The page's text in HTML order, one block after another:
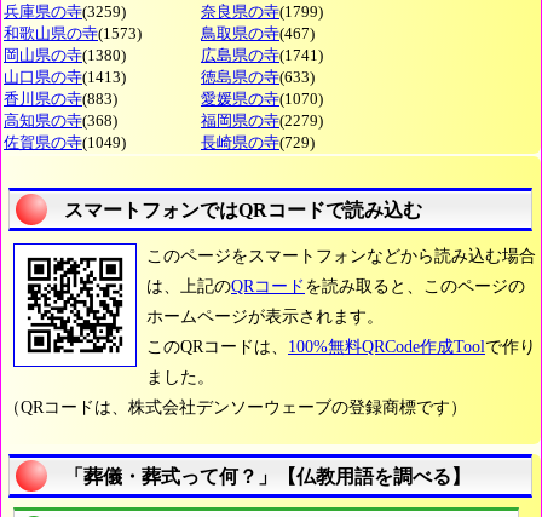
兵庫県の寺(3259) 奈良県の寺(1799)
和歌山県の寺(1573) 鳥取県の寺(467)
岡山県の寺(1380) 広島県の寺(1741)
山口県の寺(1413) 徳島県の寺(633)
香川県の寺(883) 愛媛県の寺(1070)
高知県の寺(368) 福岡県の寺(2279)
佐賀県の寺(1049) 長崎県の寺(729)
スマートフォンではQRコードで読み込む
このページをスマートフォンなどから読み込む場合
は、上記のQRコード を読み取ると、このページの
ホームページが表示されます。
このQRコードは、 100%無料QRCode作成Toolで作り
ました。
（QRコードは、株式会社デンソーウェーブの登録商標です）
「葬儀・葬式って何？」【仏教用語を調べる】